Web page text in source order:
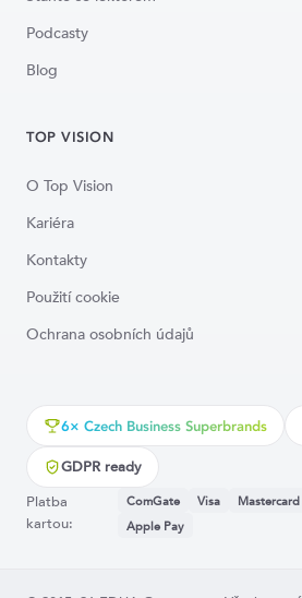
Podcasty
Blog
TOP VISION
O Top Vision
Kariéra
Kontakty
Použití cookie
Ochrana osobních údajů
6× Czech Business Superbrands
GDPR ready
Platba
kartou:
ComGate Visa Mastercard
Apple Pay